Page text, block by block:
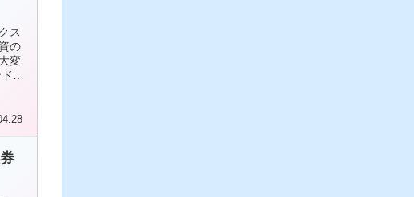
ス
の
変
を